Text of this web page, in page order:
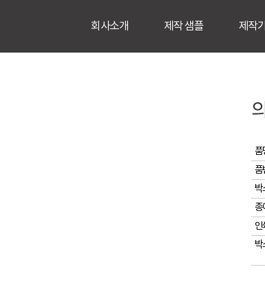
회사소개 제작 샘플 제작
품
품
박
종
인
박